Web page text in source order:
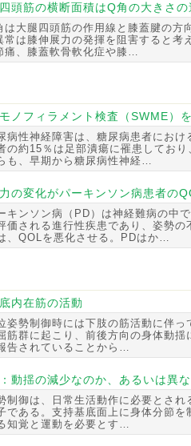
頭筋の横断面積はQ角の大きさ
は大腿四頭筋の作用線と膝蓋腱の
は膝伸展力の発揮を阻害すると考
痛、膝蓋軟骨軟化症や膝…
ノフィラメント検査（SWME）
病性神経障害は、糖尿病患者にお
の約15％は足部潰瘍に罹患してお
も、早期から糖尿病性神経…
の変化がパーキンソン病患者の
キンソン病（PD）は神経難病の中
価される進行性疾患であり、姿勢
、QOLを悪化させる。PDはか…
内在筋の活動
姿勢制御時には下肢の筋活動に伴
筋群に起こり、前後方向の身体動
告されていることから…
動揺の減少なのか、あるいは異
制御は、日常生活動作に必要とさ
である。支持基底面上に身体分節
知覚と運動を必要とす…